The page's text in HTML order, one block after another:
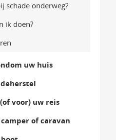
schade onderweg?
ik doen?
uw huis
voor) uw reis
of caravan